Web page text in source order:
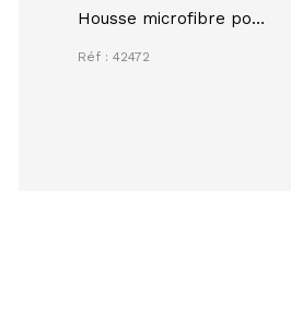
Housse microfibre pour
Réf : 42472